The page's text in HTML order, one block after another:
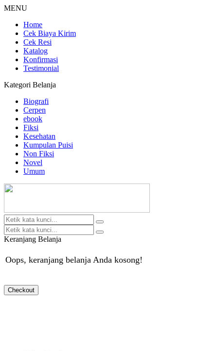
MENU
Home
Cek Biaya Kirim
Cek Resi
Katalog
Konfirmasi
Testimonial
Kategori Belanja
Biografi
Cerpen
ebook
Fiksi
Kesehatan
Kumpulan Puisi
Non Fiksi
Novel
Umum
Keranjang Belanja
Oops, keranjang belanja Anda kosong!
Checkout